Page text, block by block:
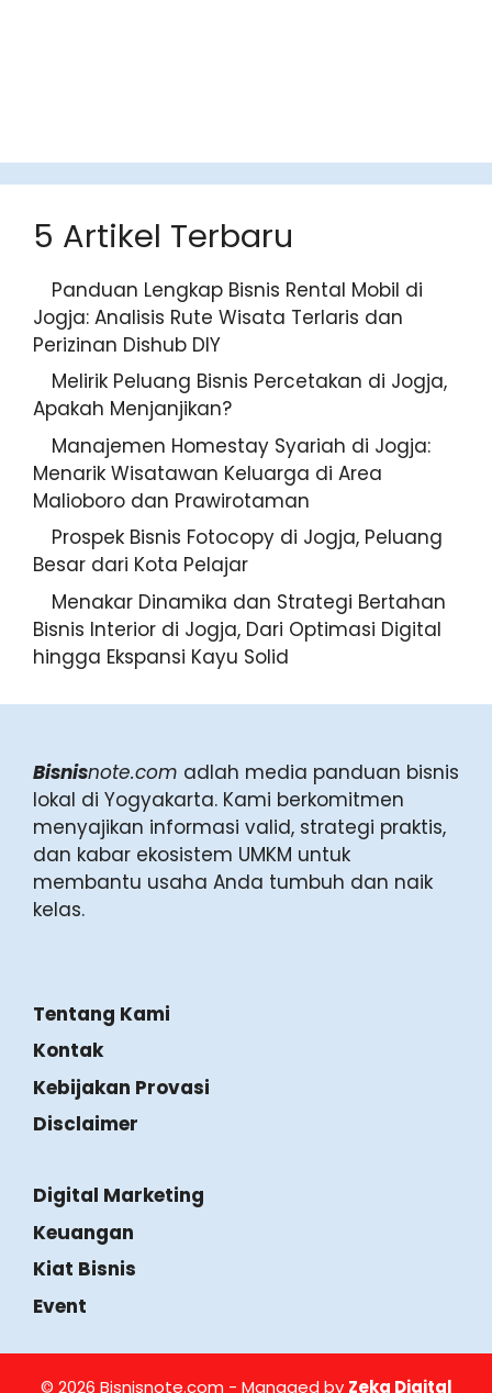
5 Artikel Terbaru
Panduan Lengkap Bisnis Rental
Mobil di Jogja: Analisis Rute Wisata
Terlaris dan Perizinan Dishub DIY
Melirik Peluang Bisnis Percetakan di
Jogja, Apakah Menjanjikan?
Manajemen Homestay Syariah di
Jogja: Menarik Wisatawan Keluarga
di Area Malioboro dan
Prawirotaman
Prospek Bisnis Fotocopy di Jogja,
Peluang Besar dari Kota Pelajar
Menakar Dinamika dan Strategi
Bertahan Bisnis Interior di Jogja,
Dari Optimasi Digital hingga
Bisnisnote.comadlah media panduan bisnis
lokal di Yogyakarta. Kami berkomitmen
menyajikan informasi valid, strategi praktis,
Tentang Kami
Kontak
Disclaimer
Digital Marketing
Keuangan
Event